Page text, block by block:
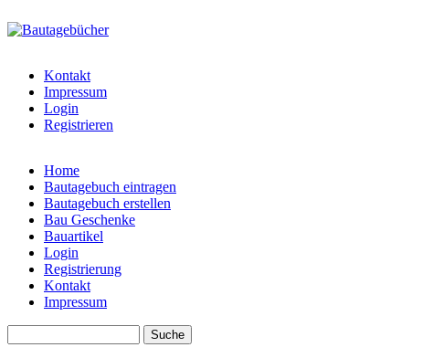
bautagebuch-
liste.de
Kontakt
Impressum
Login
Registrieren
Hauptmenü
Home
Bautagebuch eintragen
Bautagebuch erstellen
Bau Geschenke
Bauartikel
Login
Registrierung
Kontakt
Impressum